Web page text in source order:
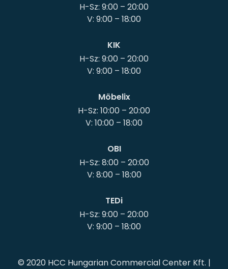
H-Sz: 9:00 – 20:00
KIK
H-Sz: 9:00 – 20:00
Möbelix
H-Sz: 10:00 – 20:00
OBI
H-Sz: 8:00 – 20:00
V: 8:00 – 18:00
TEDi
H-Sz: 9:00 – 20:00
© 2020 HCC Hungarian Commercial Center Kft. |